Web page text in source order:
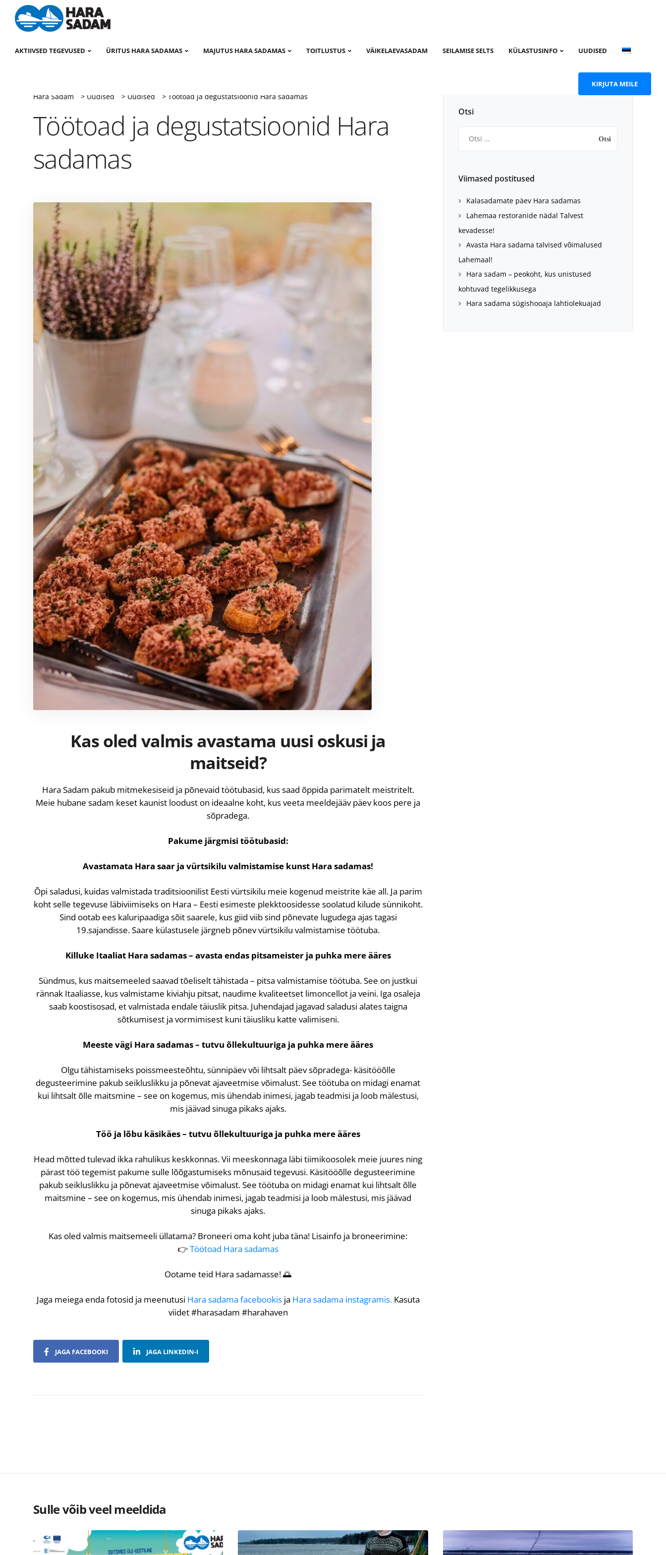
AKTIIVSED TEGEVUSED ÜRITUS HARA SADAMAS MAJUTUS HARA SADAMAS TOITLUSTUS VÄIKELAEVASADAM SEILAMISE SELTS KÜLASTUSINFO UUDISED
KIRJUTA MEILE
Hara Sadam > Uudised > Uudised > Töötoad ja degustatsioonid Hara sadamas
Töötoad ja degustatsioonid Hara
sadamas
Kas oled valmis avastama uusi oskusi ja
maitseid?
Hara Sadam pakub mitmekesiseid ja põnevaid töötubasid, kus saad õppida parimatelt meistritelt.
Meie hubane sadam keset kaunist loodust on ideaalne koht, kus veeta meeldejääv päev koos pere ja
sõpradega.
Pakume järgmisi töötubasid:
Avastamata Hara saar ja vürtsikilu valmistamise kunst Hara sadamas!
Õpi saladusi, kuidas valmistada traditsioonilist Eesti vürtsikilu meie kogenud meistrite käe all. Ja parim
koht selle tegevuse läbiviimiseks on Hara – Eesti esimeste plekktoosidesse soolatud kilude sünnikoht.
Sind ootab ees kaluripaadiga sõit saarele, kus giid viib sind põnevate lugudega ajas tagasi
19.sajandisse. Saare külastusele järgneb põnev vürtsikilu valmistamise töötuba.
Killuke Itaaliat Hara sadamas – avasta endas pitsameister ja puhka mere ääres
Sündmus, kus maitsemeeled saavad tõeliselt tähistada – pitsa valmistamise töötuba. See on justkui
rännak Itaaliasse, kus valmistame kiviahju pitsat, naudime kvaliteetset limoncellot ja veini. Iga osaleja
saab koostisosad, et valmistada endale täiuslik pitsa. Juhendajad jagavad saladusi alates taigna
sõtkumisest ja vormimisest kuni täiusliku katte valimiseni.
Meeste vägi Hara sadamas – tutvu õllekultuuriga ja puhka mere ääres
Olgu tähistamiseks poissmeesteõhtu, sünnipäev või lihtsalt päev sõpradega- käsitööõlle
degusteerimine pakub seikluslikku ja põnevat ajaveetmise võimalust. See töötuba on midagi enamat
kui lihtsalt õlle maitsmine – see on kogemus, mis ühendab inimesi, jagab teadmisi ja loob mälestusi,
mis jäävad sinuga pikaks ajaks.
Töö ja lõbu käsikäes – tutvu õllekultuuriga ja puhka mere ääres
Head mõtted tulevad ikka rahulikus keskkonnas. Vii meeskonnaga läbi tiimikoosolek meie juures ning
pärast töö tegemist pakume sulle lõõgastumiseks mõnusaid tegevusi. Käsitööõlle degusteerimine
pakub seikluslikku ja põnevat ajaveetmise võimalust. See töötuba on midagi enamat kui lihtsalt õlle
maitsmine – see on kogemus, mis ühendab inimesi, jagab teadmisi ja loob mälestusi, mis jäävad
sinuga pikaks ajaks.
Kas oled valmis maitsemeeli üllatama? Broneeri oma koht juba täna! Lisainfo ja broneerimine:
👉Töötoad Hara sadamas
Ootame teid Hara sadamasse! 🌅
Jaga meiega enda fotosid ja meenutusi Hara sadama facebookis ja Hara sadama instagramis. Kasuta
viidet #harasadam #harahaven
JAGA FACEBOOKI JAGA LINKEDIN-I
Otsi
Viimased postitused
Kalasadamate päev Hara sadamas
Lahemaa restoranide nädal Talvest
kevadesse!
Avasta Hara sadama talvised võimalused
Lahemaal!
Hara sadam – peokoht, kus unistused
kohtuvad tegelikkusega
Hara sadama sügishooaja lahtiolekuajad
Sulle võib veel meeldida
Lapsed kuni 7.a tasuta
info@harasadam.ee.
Grupipiletite hinnad kokkuleppel.